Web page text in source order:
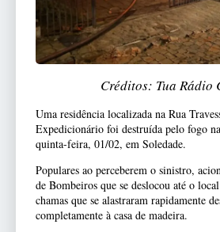
Créditos: Tua Rádio
Uma residência localizada na Rua
Expedicionário foi destruída pelo fogo
quinta-feira, 01/02, em Soledade.
Populares ao perceberem o sinistro,
de Bombeiros que se deslocou até o
chamas que se alastraram rapidamente
completamente à casa de madeira.